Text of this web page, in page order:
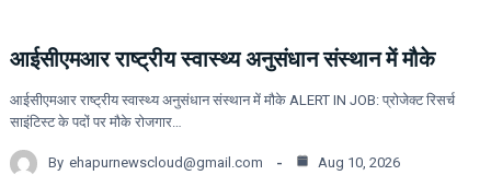
आईसीएमआर राष्ट्रीय स्वास्थ्य अनुसंधान संस्थान में मौके
आईसीएमआर राष्ट्रीय स्वास्थ्य अनुसंधान संस्थान में मौके ALERT IN JOB: प्रोजेक्ट रिसर्च
साइंटिस्ट के पदों पर मौके रोजगार…
By ehapurnewscloud@gmail.com Aug 10, 2026